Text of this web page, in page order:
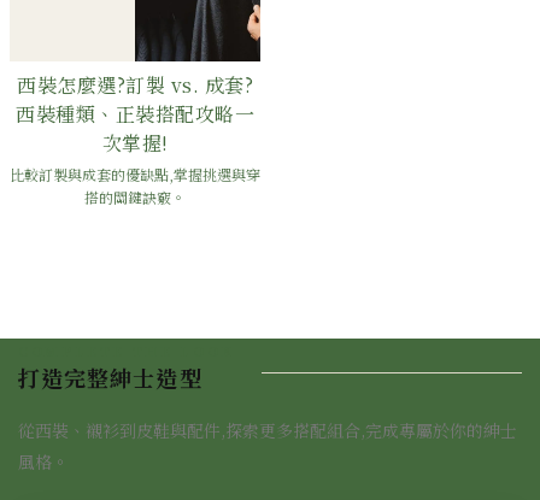
西裝怎麼選?訂製 vs. 成套?
西裝種類、正裝搭配攻略一
次掌握!
比較訂製與成套的優缺點,掌握挑選與穿
搭的關鍵訣竅。
打造完整紳士造型
從西裝、襯衫到皮鞋與配件,探索更多搭配組合,完成專屬於你的紳士
風格。